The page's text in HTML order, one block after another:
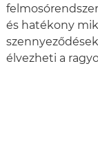
és hatékony
élvezheti a